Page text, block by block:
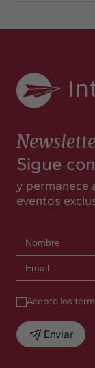
Sigue
y permanece
eventos
Acepto los
Enviar